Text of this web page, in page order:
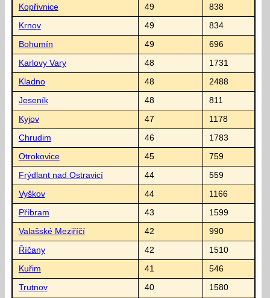
Kopřivnice 49 838
Krnov 49 834
Bohumín 49 696
Karlovy Vary 48 1731
Kladno 48 2488
Jeseník 48 811
Kyjov 47 1178
Chrudim 46 1783
Otrokovice 45 759
Frýdlant nad Ostravicí 44 559
Vyškov 44 1166
Příbram 43 1599
Valašské Meziříčí 42 990
Říčany 42 1510
Kuřim 41 546
Trutnov 40 1580